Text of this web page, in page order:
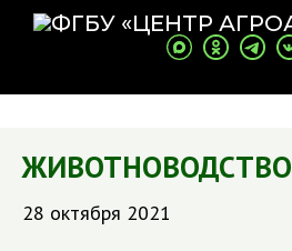
ЖИВОТНОВОДСТВО
28 октября 2021